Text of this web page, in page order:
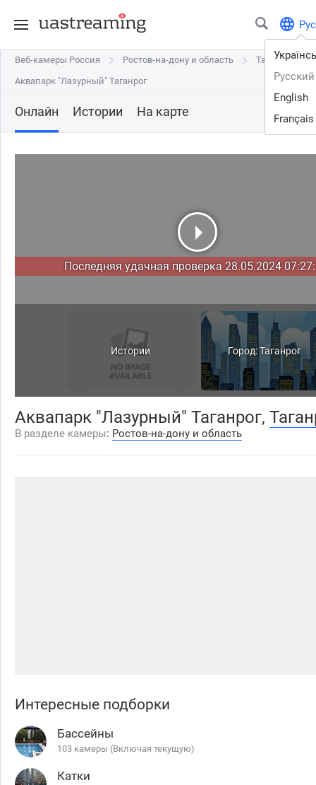
Рус
Русский
English
Français
Веб-камеры Россия Ростов-на-дону и область
Таганрог
Аквапарк "Лазурный" Таганрог
Веб-камеры Россия Ростов-на-дону и область
Таганрог
Аквапарк "Лазурный" Таганрог
Онлайн Истории На карте
Последняя удачная проверка 28.05.2024
Истории Город: Таганрог
Аквапарк "Лазурный" Таганрог,
В разделе камеры: Ростов-на-дону и область
Интересные подборки
Бассейны
103 камеры (Включая текущую)
Катки